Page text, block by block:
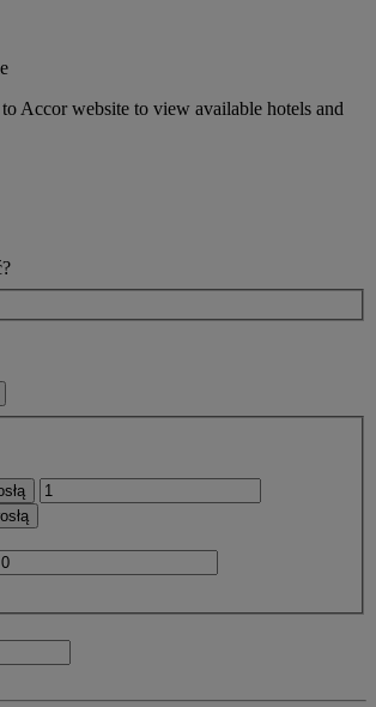
Accor website to view available hotels and